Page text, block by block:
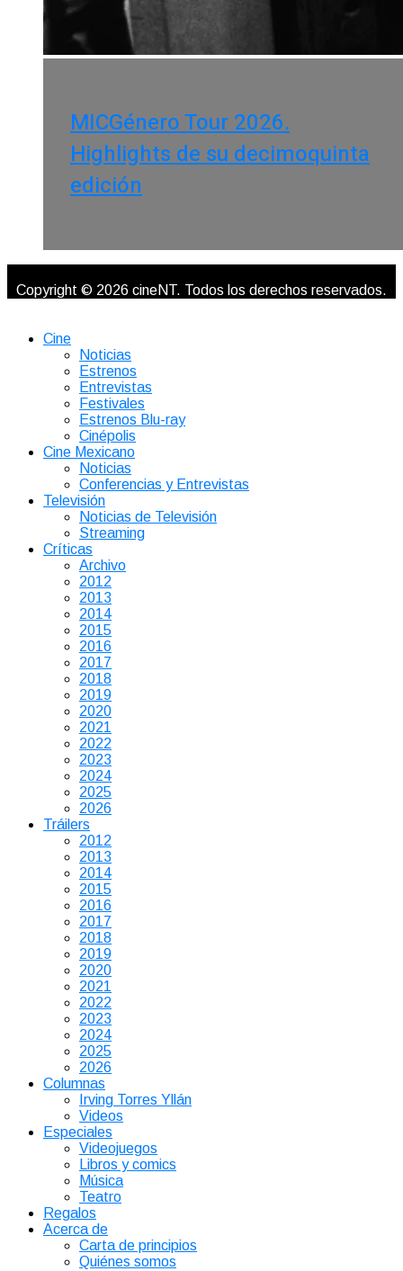
MICGénero Tour 2026.
Highlights de su decimoquinta
edición
Copyright © 2026 cineNT. Todos los derechos reservados.
Cine
Noticias
Estrenos
Entrevistas
Festivales
Estrenos Blu-ray
Cinépolis
Cine Mexicano
Noticias
Conferencias y Entrevistas
Televisión
Noticias de Televisión
Streaming
Críticas
Archivo
2012
2013
2014
2015
2016
2017
2018
2019
2020
2021
2022
2023
2024
2025
2026
Tráilers
2012
2013
2014
2015
2016
2017
2018
2019
2020
2021
2022
2023
2024
2025
2026
Columnas
Irving Torres Yllán
Videos
Especiales
Videojuegos
Libros y comics
Música
Teatro
Regalos
Acerca de
Carta de principios
Quiénes somos